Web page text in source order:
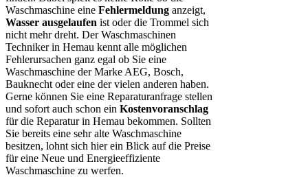
Waschmaschine eine Fehlermeldung anzeigt,
Wasser ausgelaufen ist oder die Trommel sich
nicht mehr dreht. Der Waschmaschinen
Techniker in Hemau kennt alle möglichen
Fehlerursachen ganz egal ob Sie eine
Waschmaschine der Marke AEG, Bosch,
Bauknecht oder eine der vielen anderen haben.
Gerne können Sie eine Reparaturanfrage stellen
und sofort auch schon ein Kostenvoranschlag
für die Reparatur in Hemau bekommen. Sollten
Sie bereits eine sehr alte Waschmaschine
besitzen, lohnt sich hier ein Blick auf die Preise
für eine Neue und Energieeffiziente
Waschmaschine zu werfen.